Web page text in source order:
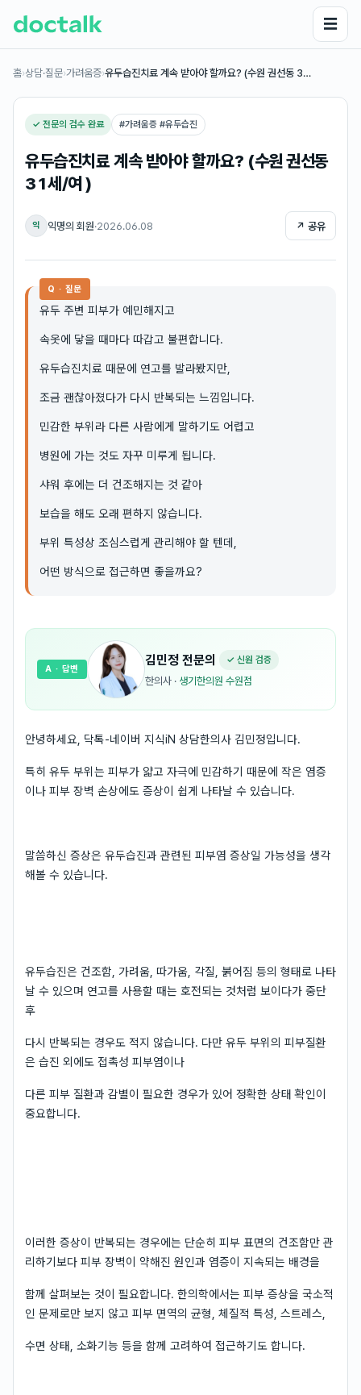
☰
홈›상담·질문›가려움증›유두습진치료 계속 받아야 할까요? (수원 권선동 3…
✓ 전문의 검수 완료 #가려움증 #유두습진
유두습진치료 계속 받아야 할까요? (수원 권선동
31세/여 )
익 익명의 회원·2026.06.08 ↗ 공유
Q · 질문
유두 주변 피부가 예민해지고
속옷에 닿을 때마다 따갑고 불편합니다.
유두습진치료 때문에 연고를 발라봤지만,
조금 괜찮아졌다가 다시 반복되는 느낌입니다.
민감한 부위라 다른 사람에게 말하기도 어렵고
병원에 가는 것도 자꾸 미루게 됩니다.
샤워 후에는 더 건조해지는 것 같아
보습을 해도 오래 편하지 않습니다.
부위 특성상 조심스럽게 관리해야 할 텐데,
어떤 방식으로 접근하면 좋을까요?
김민정 전문의 ✓ 신원 검증
한의사 · 생기한의원 수원점
A · 답변
안녕하세요, 닥톡-네이버 지식iN 상담한의사 김민정입니다.
특히 유두 부위는 피부가 얇고 자극에 민감하기 때문에 작은 염증
이나 피부 장벽 손상에도 증상이 쉽게 나타날 수 있습니다.
말씀하신 증상은 유두습진과 관련된 피부염 증상일 가능성을 생각
해볼 수 있습니다.
유두습진은 건조함, 가려움, 따가움, 각질, 붉어짐 등의 형태로 나타
날 수 있으며 연고를 사용할 때는 호전되는 것처럼 보이다가 중단
후
다시 반복되는 경우도 적지 않습니다. 다만 유두 부위의 피부질환
은 습진 외에도 접촉성 피부염이나
다른 피부 질환과 감별이 필요한 경우가 있어 정확한 상태 확인이
중요합니다.
이러한 증상이 반복되는 경우에는 단순히 피부 표면의 건조함만 관
리하기보다 피부 장벽이 약해진 원인과 염증이 지속되는 배경을
함께 살펴보는 것이 필요합니다. 한의학에서는 피부 증상을 국소적
인 문제로만 보지 않고 피부 면역의 균형, 체질적 특성, 스트레스,
수면 상태, 소화기능 등을 함께 고려하여 접근하기도 합니다.